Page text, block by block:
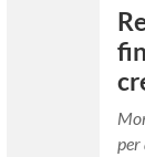
per